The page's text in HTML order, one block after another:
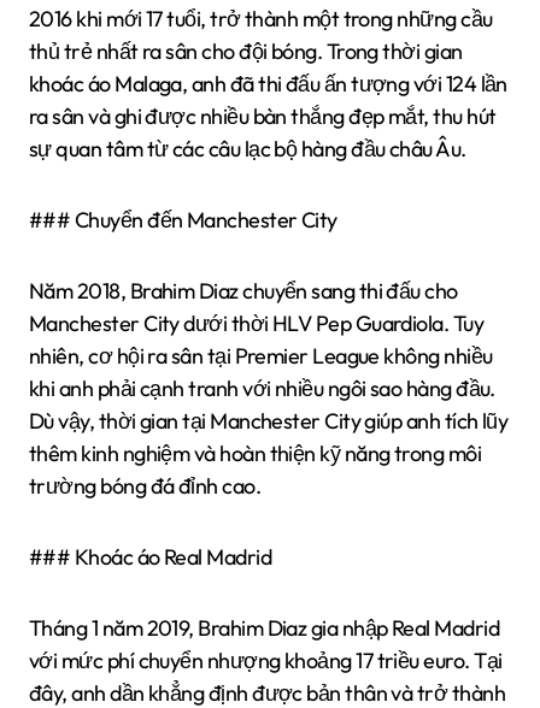
2016 khi mới 17 tuổi, trở thành một trong những cầu
thủ trẻ nhất ra sân cho đội bóng. Trong thời gian
khoác áo Malaga, anh đã thi đấu ấn tượng với 124 lần
ra sân và ghi được nhiều bàn thắng đẹp mắt, thu hút
sự quan tâm từ các câu lạc bộ hàng đầu châu Âu.
### Chuyển đến Manchester City
Năm 2018, Brahim Diaz chuyển sang thi đấu cho
Manchester City dưới thời HLV Pep Guardiola. Tuy
nhiên, cơ hội ra sân tại Premier League không nhiều
khi anh phải cạnh tranh với nhiều ngôi sao hàng đầu.
Dù vậy, thời gian tại Manchester City giúp anh tích lũy
thêm kinh nghiệm và hoàn thiện kỹ năng trong môi
trường bóng đá đỉnh cao.
### Khoác áo Real Madrid
Tháng 1 năm 2019, Brahim Diaz gia nhập Real Madrid
với mức phí chuyển nhượng khoảng 17 triều euro. Tại
đây, anh dần khẳng định được bản thân và trở thành